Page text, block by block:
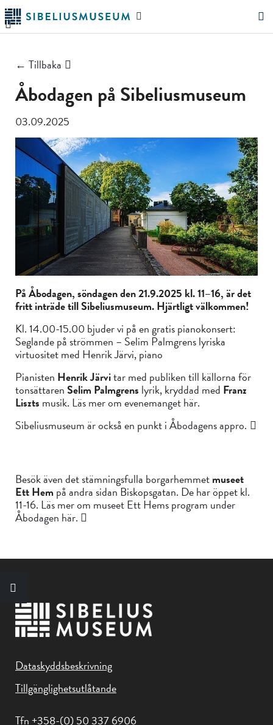
Hoppa
till
huvudinnehållet
Sök
← Tillbaka
Åbodagen på Sibeliusmuseum
03.09.2025
På Åbodagen, söndagen den 21.9.2025 kl. 11–16, är det
fritt inträde till Sibeliusmuseum. Hjärtligt välkommen!
Kl. 14.00-15.00 bjuder vi på en gratis pianokonsert:
Seglande på strömmen – Selim Palmgrens lyriska
virtuositet med Henrik Järvi, piano
Pianisten Henrik Järvitar med publiken till källorna för
tonsättarenSelim Palmgrens lyrik, kryddad med Franz
Liszts musik. Läs mer om evenemanget här.
Sibeliusmuseum är också en punkt iÅbodagens appro.
Besök även det stämningsfulla borgarhemmetmuseet
Ett Hem på andra sidan Biskopsgatan. De har öppet kl.
11-16. Läs mer om museet Ett Hems program under
Åbodagen här.
Dataskyddsbeskrivning
Tillgänglighetsutlåtande
Tfn +358-(0) 50 337 6906